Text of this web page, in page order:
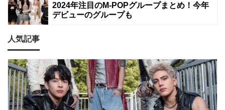
2024年注目のM-POPグループまとめ！今年
デビューのグループも
人気記事